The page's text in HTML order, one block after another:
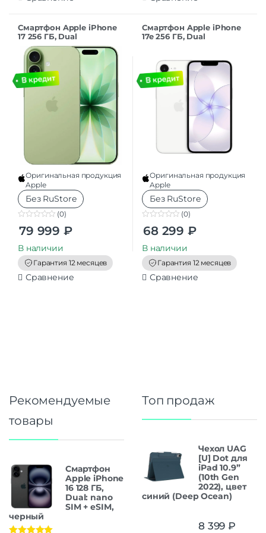
Смартфон Apple iPhone
17 256 ГБ, Dual
nanoSIM+eSIM, Sage
Оригинальная продукция
Apple
Без RuStore
o
t
o
f
5
(0)
79 999 ₽
В наличии
Гарантия 12 месяцев
Сравнение
Смартфон Apple iPhone
17e 256 ГБ, Dual
Оригинальная продукция
Apple
Без RuStore
o
t
o
f
5
(0)
68 299 ₽
В наличии
Гарантия 12 месяцев
Сравнение
Рекомендуемые
товары
Смартфон
Apple iPhone
16 128 ГБ,
Dual: nano
SIM + eSIM,
черный
Топ продаж
Чехол UAG
[U] Dot для
iPad 10.9”
(10th Gen
2022), цвет
синий (Deep Ocean)
8 399 ₽